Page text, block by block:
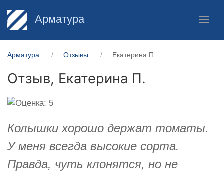
Арматура
Арматура Отзывы Екатерина П.
Отзыв, Екатерина П.
Колышки хорошо держат томаты.
У меня всегда высокие сорта.
Правда, чуть клонятся, но не